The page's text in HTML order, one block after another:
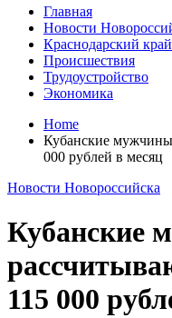
Главная
Новости
Краснодарский край
Происшествия
Трудоустройство
Экономика
Home
Кубанские мужчины
000 рублей в месяц
Новости Новороссийска
Кубанские
115 000